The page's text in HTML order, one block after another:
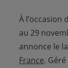
À l’occasion
au 29
annonce le
France.